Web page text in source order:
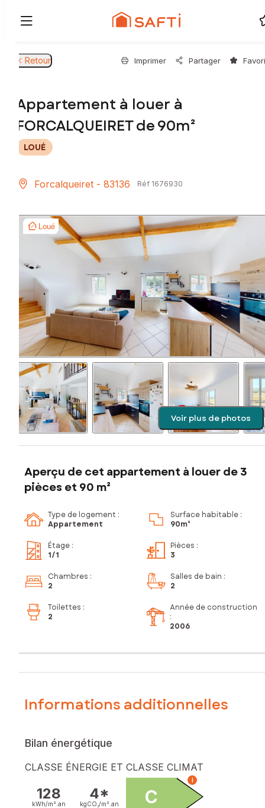
Retour Imprimer Partager
Appartement à louer à
FORCALQUEIRET de 90m²
LOUÉ
Forcalqueiret - 83136 Réf 1676930
Loué
Voir plus de photos
Aperçu de cet appartement à louer de 3
pièces et 90 m²
Type de logement :
Appartement
Surface habitable :
90m²
Étage :
1/1
Pièces :
3
Chambres :
2
Salles de bain :
2
Toilettes :
2
Année de construction
:
2006
Informations additionnelles
Bilan énergétique
CLASSE ÉNERGIE ET CLASSE CLIMAT
128
kWh/m². an
4*
kgCO₂/m². an C
i